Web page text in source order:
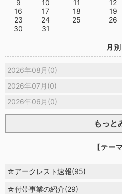
9 10 11 12
16
17 18 19
23
24 25 26
30
31
月別
2026年08月(0)
2026年07月(0)
2026年06月(0)
もっと
【テー
☆アークレスト速報(95)
☆付帯事業の紹介(29)